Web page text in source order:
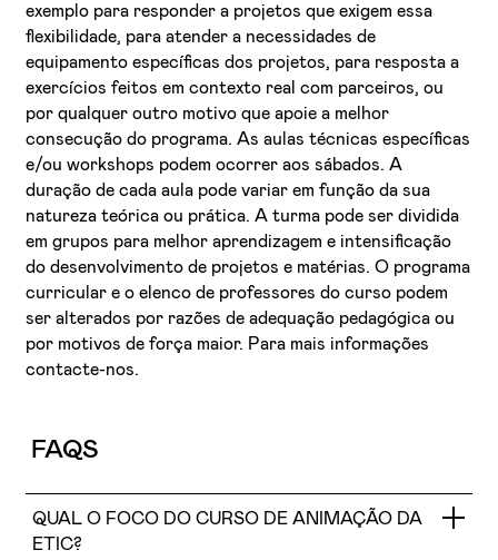
exemplo para responder a projetos que exigem essa
flexibilidade, para atender a necessidades de
equipamento específicas dos projetos, para resposta a
exercícios feitos em contexto real com parceiros, ou
por qualquer outro motivo que apoie a melhor
consecução do programa. As aulas técnicas específicas
e/ou workshops podem ocorrer aos sábados. A
duração de cada aula pode variar em função da sua
natureza teórica ou prática. A turma pode ser dividida
em grupos para melhor aprendizagem e intensificação
do desenvolvimento de projetos e matérias. O programa
curricular e o elenco de professores do curso podem
ser alterados por razões de adequação pedagógica ou
por motivos de força maior. Para mais informações
contacte-nos.
FAQS
QUAL O FOCO DO CURSO DE ANIMAÇÃO DA
ETIC?